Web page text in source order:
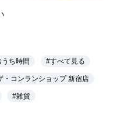
うち時間 #すべて見る
・コンランショップ 新宿店
#雑貨